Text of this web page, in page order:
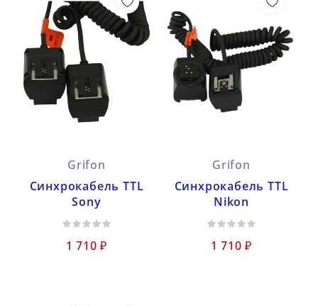
Grifon
Синхрокабель TTL
Sony
1 710 ₽
Grifon
Синхрокабель TTL
Nikon
1 710 ₽